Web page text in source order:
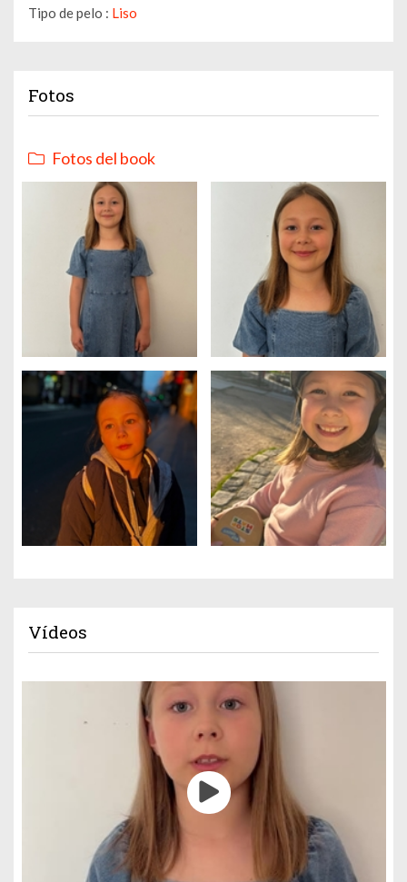
Tipo de pelo : Liso
Fotos
Fotos del book
Vídeos
Gestión de cookies